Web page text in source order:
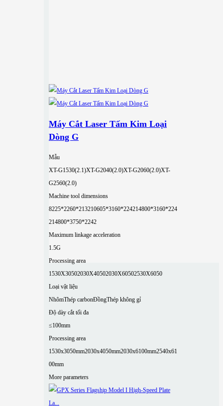
Máy Cắt Laser Tấm Kim Loại
Dòng G
Mẫu
XT-G1530(2.1)XT-G2040(2.0)XT-G2060(2.0)XT-
G2560(2.0)
Machine tool dimensions
8225*2260*213210605*3160*224214800*3160*224
214800*3750*2242
Maximum linkage acceleration
1.5G
Processing area
1530X30502030X40502030X60502530X6050
Loại vật liệu
NhômThép carbonĐồngThép không gỉ
Độ dày cắt tối đa
≤100mm
Processing area
1530x3050mm2030x4050mm2030x6100mm2540x61
00mm
More parameters